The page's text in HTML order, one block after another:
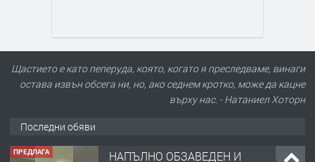
Щастието е като пеперуда, която, когато я преследваме, винаги
остава извън обсега ни, но, ако седнем кротко, може да кацне
върху нас. - Натаниел Хоторн
Последни обяви
ПРЕДЛАГА
НАПЪЛНО ОБЗАВЕДЕН И